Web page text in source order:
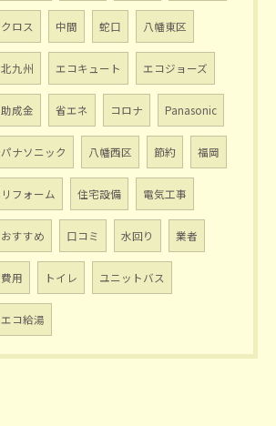
クロス 中間 蛇口 八幡東区
北九州 エコキュート エコジョーズ
助成金 省エネ コロナ Panasonic
パナソニック 八幡西区 節約 福岡
リフォーム 住宅設備 電気工事
おすすめ 口コミ 水回り 業者
費用 トイレ ユニットバス
エコ給湯